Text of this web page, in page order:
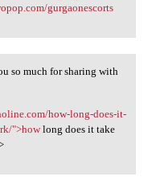
gurgaonescorts
you so
so much for sharing with
how-long-does-it-
">howlong does it take